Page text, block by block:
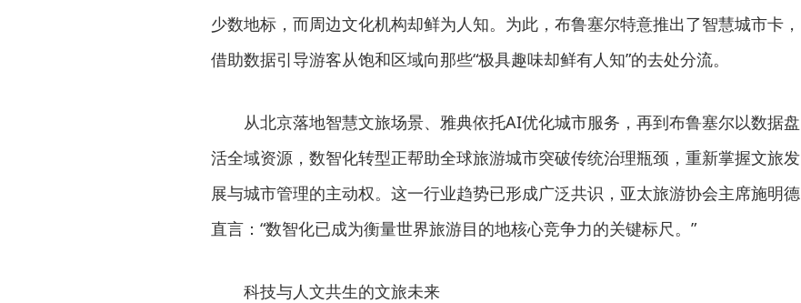
少数地标，而周边文化机构却鲜为人知。为此，布鲁塞尔特意推出了智慧城市卡，
借助数据引导游客从饱和区域向那些“极具趣味却鲜有人知”的去处分流。
从北京落地智慧文旅场景、雅典依托AI优化城市服务，再到布鲁塞尔以数据盘
活全域资源，数智化转型正帮助全球旅游城市突破传统治理瓶颈，重新掌握文旅发
展与城市管理的主动权。这一行业趋势已形成广泛共识，亚太旅游协会主席施明德
直言：“数智化已成为衡量世界旅游目的地核心竞争力的关键标尺。”
科技与人文共生的文旅未来